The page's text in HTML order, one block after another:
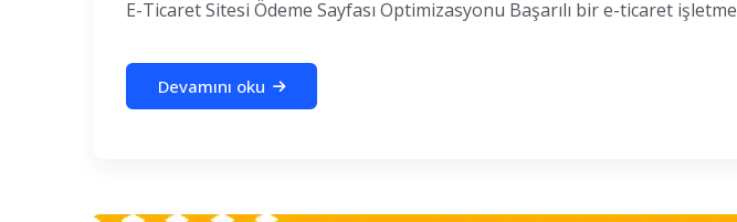
E-Ticaret Sitesi Ödeme Sayfası Optimizasyonu Başarılı bir e-ticaret
Devamını oku